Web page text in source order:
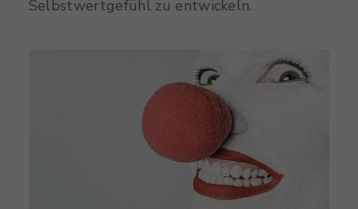
Selbstwertgefühl zu entwickeln.